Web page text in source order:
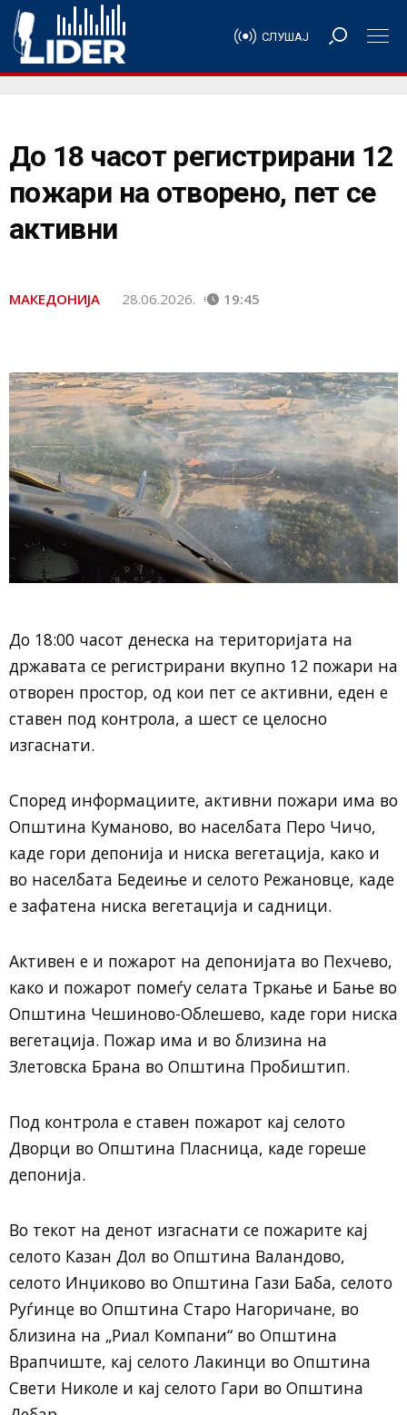
СЛУШАЈ
До 18 часот регистрирани 12
пожари на отворено, пет се
активни
МАКЕДОНИЈА 28.06.2026. 19:45
До 18:00 часот денеска на територијата на
државата се регистрирани вкупно 12 пожари на
отворен простор, од кои пет се активни, еден е
ставен под контрола, а шест се целосно
изгаснати.
Според информациите, активни пожари има во
Општина Куманово, во населбата Перо Чичо,
каде гори депонија и ниска вегетација, како и
во населбата Бедеиње и селото Режановце, каде
е зафатена ниска вегетација и садници.
Активен е и пожарот на депонијата во Пехчево,
како и пожарот помеѓу селата Тркање и Бање во
Општина Чешиново-Облешево, каде гори ниска
вегетација. Пожар има и во близина на
Злетовска Брана во Општина Пробиштип.
Под контрола е ставен пожарот кај селото
Дворци во Општина Пласница, каде гореше
депонија.
Во текот на денот изгаснати се пожарите кај
селото Казан Дол во Општина Валандово,
селото Инџиково во Општина Гази Баба, селото
Руѓинце во Општина Старо Нагоричане, во
близина на „Риал Компани“ во Општина
Врапчиште, кај селото Лакинци во Општина
Свети Николе и кај селото Гари во Општина